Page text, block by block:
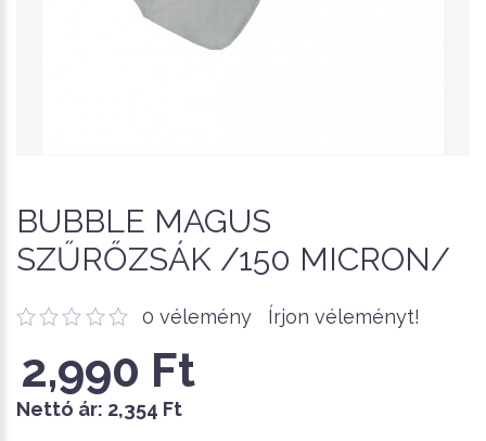
BUBBLE MAGUS
SZŰRŐZSÁK /150 MICRON/
0 vélemény Írjon véleményt!
2,990 Ft
Nettó ár: 2,354 Ft